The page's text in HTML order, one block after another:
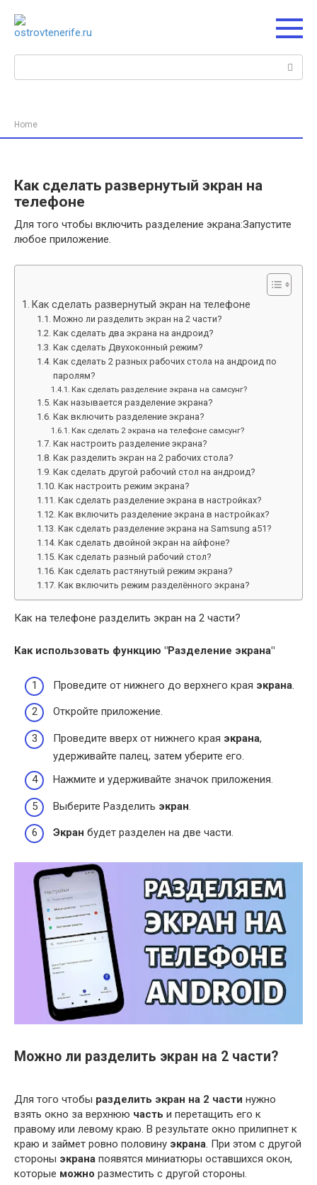
контенту
Поиск:
Home
Как сделать развернутый экран на
телефоне
Для того чтобы включить разделение экрана:Запустите
любое приложение.
Как сделать развернутый экран на телефоне
Можно ли разделить экран на 2 части?
Как сделать два экрана на андроид?
Как сделать Двухоконный режим?
Как сделать 2 разных рабочих стола на андроид по
паролям?
Как сделать разделение экрана на самсунг?
Как называется разделение экрана?
Как включить разделение экрана?
Как сделать 2 экрана на телефоне самсунг?
Как настроить разделение экрана?
Как разделить экран на 2 рабочих стола?
Как сделать другой рабочий стол на андроид?
Как настроить режим экрана?
Как сделать разделение экрана в настройках?
Как включить разделение экрана в настройках?
Как сделать разделение экрана на Samsung а51?
Как сделать двойной экран на айфоне?
Как сделать разный рабочий стол?
Как сделать растянутый режим экрана?
Как включить режим разделённого экрана?
Как на телефоне разделить экран на 2 части?
Как использовать функцию "Разделение экрана"
Проведите от нижнего до верхнего края экрана
Откройте приложение.
Проведите вверх от нижнего края экрана,
удерживайте палец, затем уберите его.
Нажмите и удерживайте значок приложения.
Выберите Разделить экран
Экран будет разделен на две части.
Можно ли разделить экран на 2 части?
Для того чтобы разделить экран на 2 части нужно
взять окно за верхнюю часть и перетащить его к
правому или левому краю. В результате окно прилипнет к
краю и займет ровно половину экрана. При этом с другой
стороны экрана появятся миниатюры оставшихся окон,
которые можно разместить с другой стороны.